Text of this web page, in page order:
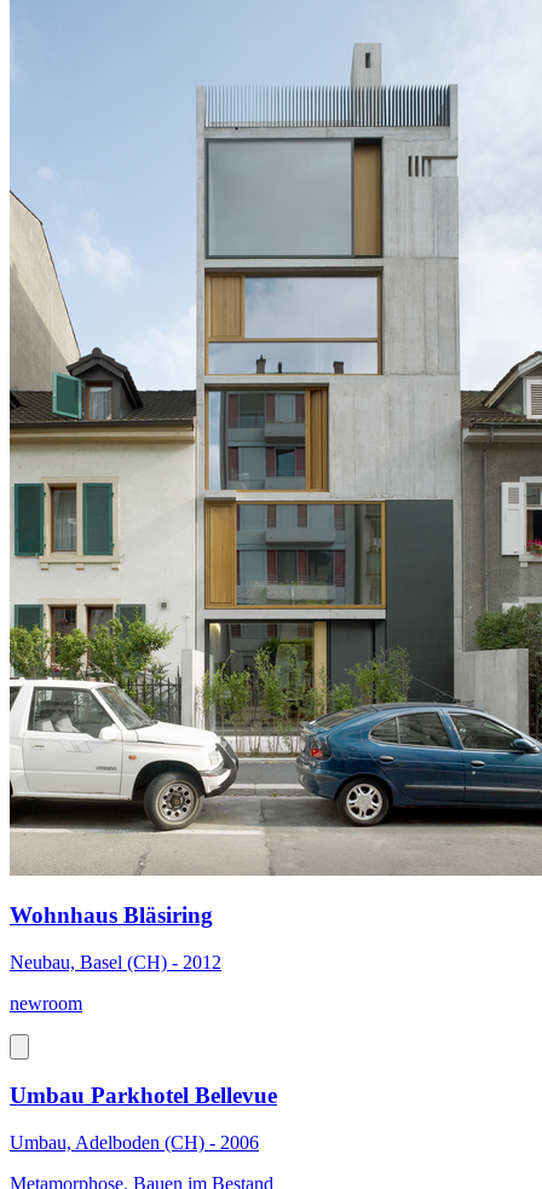
Wohnhaus Bläsiring
Neubau, Basel (CH) - 2012
newroom
Umbau Parkhotel Bellevue
Umbau, Adelboden (CH) - 2006
Metamorphose. Bauen im Bestand